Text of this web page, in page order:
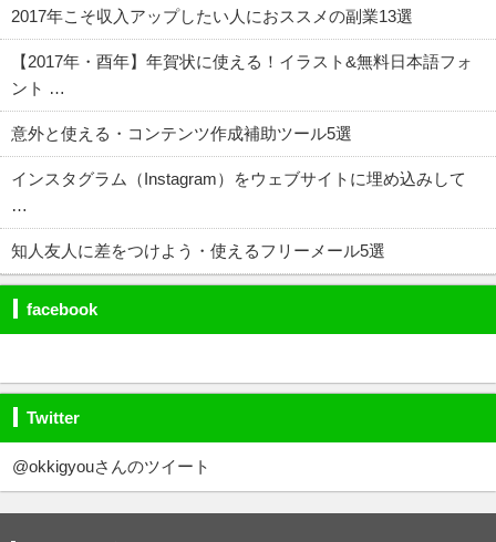
2017年こそ収入アップしたい人におススメの副業13選
【2017年・酉年】年賀状に使える！イラスト&無料日本語フォ
ント …
意外と使える・コンテンツ作成補助ツール5選
インスタグラム（Instagram）をウェブサイトに埋め込みして
…
知人友人に差をつけよう・使えるフリーメール5選
facebook
Twitter
@okkigyouさんのツイート